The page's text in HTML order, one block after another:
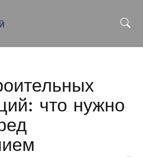
что нужно